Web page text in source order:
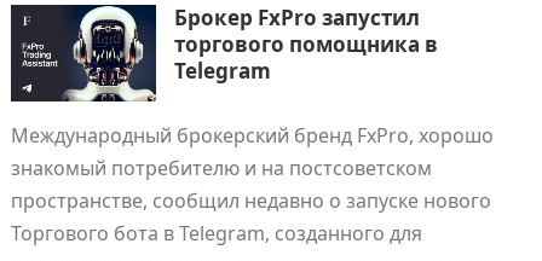
Брокер FxPro запустил
торгового помощника в
Telegram
Международный брокерский бренд FxPro, хорошо
знакомый потребителю и на постсоветском
пространстве, сообщил недавно о запуске нового
Торгового бота в Telegram, созданного для